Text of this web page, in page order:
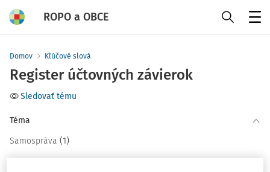
ROPO a OBCE
Domov Kľúčové slová
Register účtovných závierok
Sledovať tému
Téma
Samospráva (1)